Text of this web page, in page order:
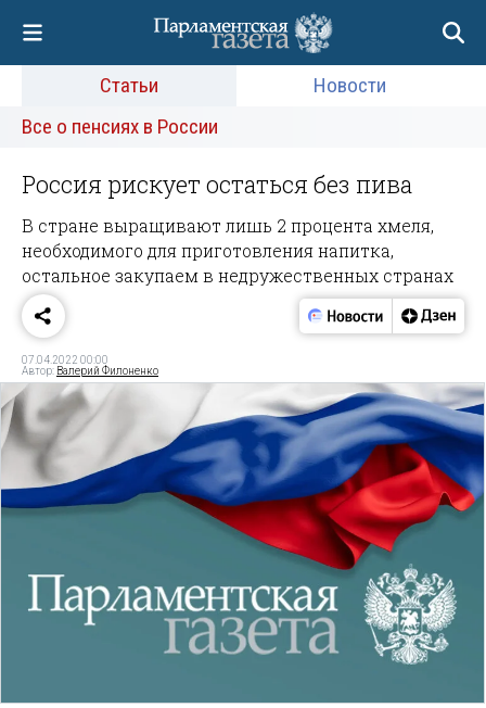
Статьи
Новости
Все о пенсиях в России
Россия рискует остаться без пива
В стране выращивают лишь 2 процента хмеля,
необходимого для приготовления напитка,
остальное закупаем в недружественных странах
07.04.2022 00:00
Автор: Валерий Филоненко